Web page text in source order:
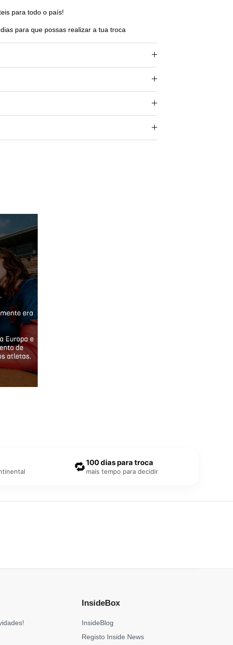
para todo o país!
para que possas realizar a tua troca
🔁100 dias para troca
mais tempo para decidir
InsideBox
InsideBlog
Registo Inside News